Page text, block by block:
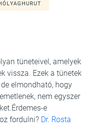
tüneteivel, amelyek
vissza. Ezek a tünetek
elmondható, hogy
nem egyszer
e
fordulni? Dr. Rosta